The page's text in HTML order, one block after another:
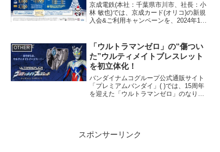
京成電鉄(本社：千葉県市川市、社長：小
林 敏也)では、京成カード(オリコ)の新規
入会&ご利用キャンペーンを、2024年11
スタンダードカードにご入会い...
OTHER
「ウルトラマンゼロ」の“傷つい
た”ウルティメイトブレスレット
を初立体化！
バンダイナムコグループ公式通販サイト
「プレミアムバンダイ」( )では、15周年
を迎えた「ウルトラマンゼロ」のなりき
スポンサーリンク